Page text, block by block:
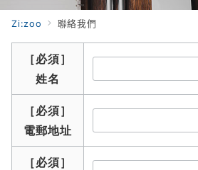
Zi:zoo 聯絡我們
［必須］
姓名
［必須］
電郵地址
［必須］